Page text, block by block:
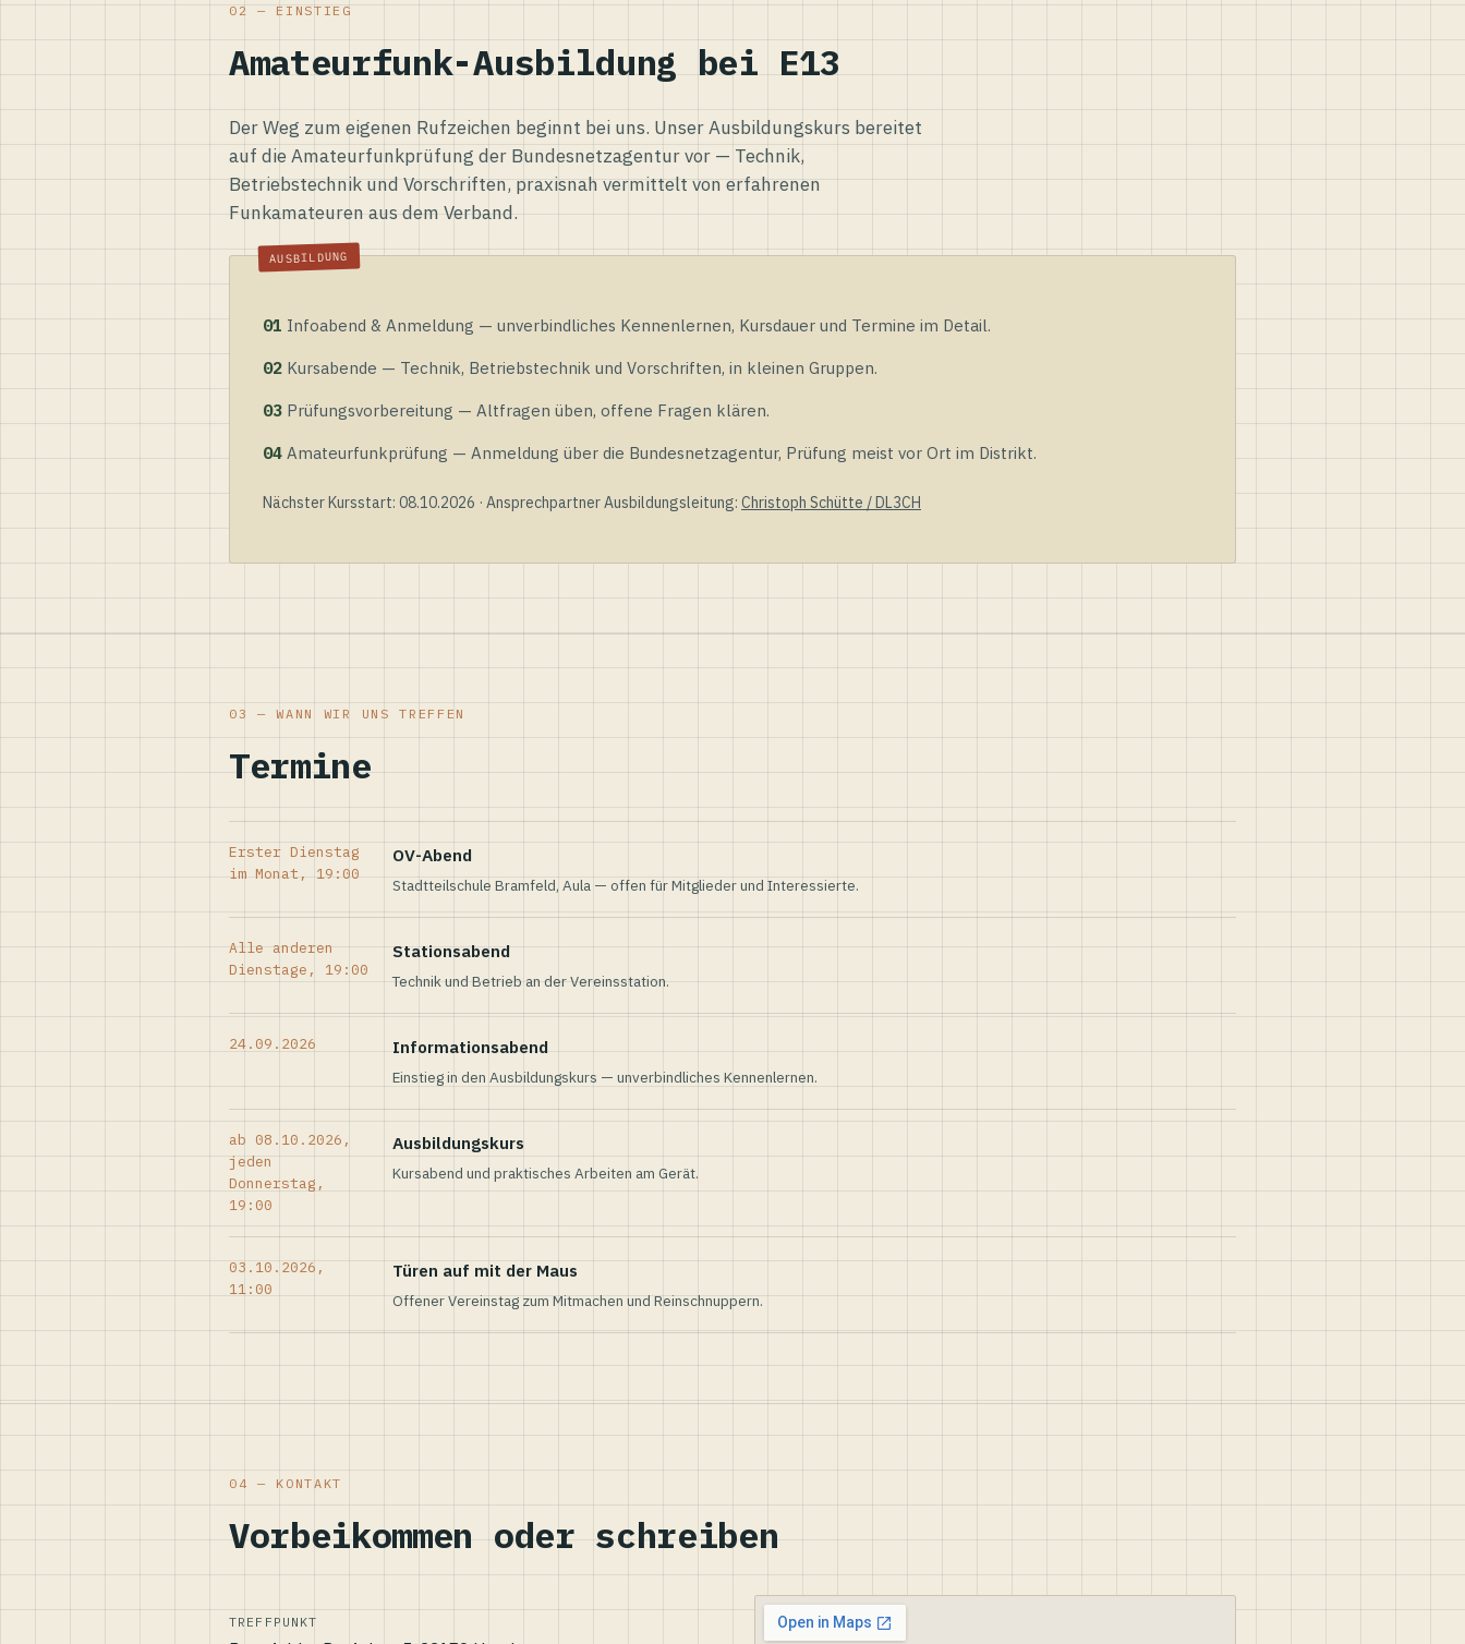
02 — EINSTIEG
Amateurfunk-Ausbildung bei E13
Der Weg zum eigenen Rufzeichen beginnt bei uns. Unser Ausbildungskurs bereitet
auf die Amateurfunkprüfung der Bundesnetzagentur vor — Technik,
Betriebstechnik und Vorschriften, praxisnah vermittelt von erfahrenen
Funkamateuren aus dem Verband.
01 Infoabend & Anmeldung — unverbindliches Kennenlernen, Kursdauer und Termine im Detail.
02 Kursabende — Technik, Betriebstechnik und Vorschriften, in kleinen Gruppen.
03 Prüfungsvorbereitung — Altfragen üben, offene Fragen klären.
04 Amateurfunkprüfung — Anmeldung über die Bundesnetzagentur, Prüfung meist vor Ort im Distrikt.
Nächster Kursstart: 08.10.2026 · Ansprechpartner Ausbildungsleitung: Christoph Schütte / DL3CH
03 — WANN WIR UNS TREFFEN
Termine
Erster Dienstag
im Monat, 19:00
OV-Abend
Stadtteilschule Bramfeld, Aula — offen für Mitglieder und Interessierte.
Alle anderen
Dienstage, 19:00
Stationsabend
Technik und Betrieb an der Vereinsstation.
24.09.2026 Informationsabend
Einstieg in den Ausbildungskurs — unverbindliches Kennenlernen.
ab 08.10.2026,
jeden
Donnerstag,
19:00
Ausbildungskurs
Kursabend und praktisches Arbeiten am Gerät.
03.10.2026,
11:00
Türen auf mit der Maus
Offener Vereinstag zum Mitmachen und Reinschnuppern.
04 — KONTAKT
Vorbeikommen oder schreiben
TREFFPUNKT